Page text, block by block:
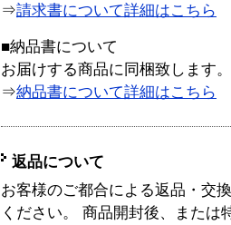
⇒請求書について詳細はこちら
■納品書について
お届けする商品に同梱致します。
⇒納品書について詳細はこちら
返品について
お客様のご都合による返品・交
ください。 商品開封後、または